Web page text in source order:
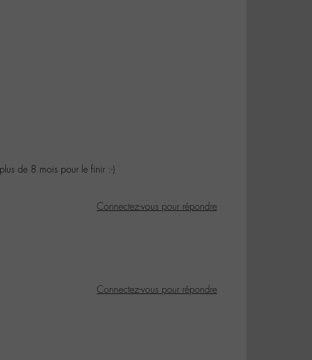
de 8 mois pour le finir :-)
Connectez-vous pour répondre
Connectez-vous pour répondre